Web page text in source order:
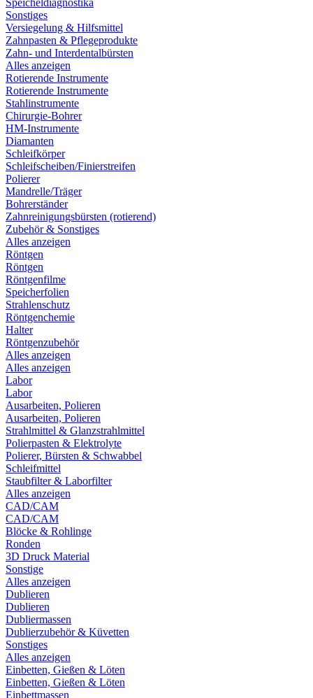
Speicheldiagnostika
Sonstiges
Versiegelung & Hilfsmittel
Zahnpasten & Pflegeprodukte
Zahn- und Interdentalbürsten
Alles anzeigen
Rotierende Instrumente
Rotierende Instrumente
Stahlinstrumente
Chirurgie-Bohrer
HM-Instrumente
Diamanten
Schleifkörper
Schleifscheiben/Finierstreifen
Polierer
Mandrelle/Träger
Bohrerständer
Zahnreinigungsbürsten (rotierend)
Zubehör & Sonstiges
Alles anzeigen
Röntgen
Röntgen
Röntgenfilme
Speicherfolien
Strahlenschutz
Röntgenchemie
Halter
Röntgenzubehör
Alles anzeigen
Alles anzeigen
Labor
Labor
Ausarbeiten, Polieren
Ausarbeiten, Polieren
Strahlmittel & Glanzstrahlmittel
Polierpasten & Elektrolyte
Polierer, Bürsten & Schwabbel
Schleifmittel
Staubfilter & Laborfilter
Alles anzeigen
CAD/CAM
CAD/CAM
Blöcke & Rohlinge
Ronden
3D Druck Material
Sonstige
Alles anzeigen
Dublieren
Dublieren
Dubliermassen
Dublierzubehör & Küvetten
Sonstiges
Alles anzeigen
Einbetten, Gießen & Löten
Einbetten, Gießen & Löten
Einbettmassen